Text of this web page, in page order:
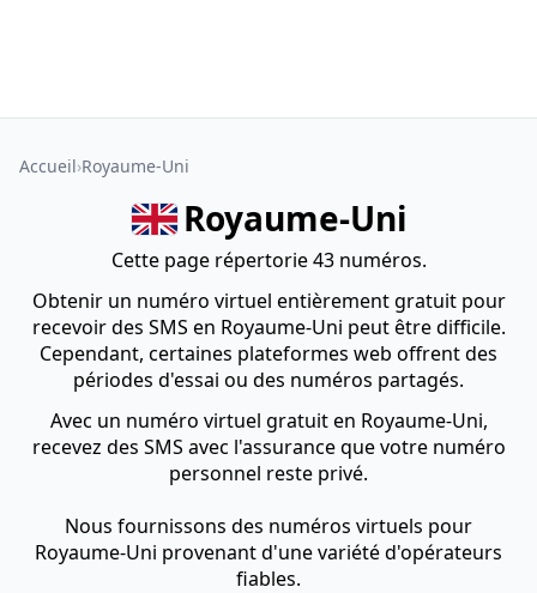
Accueil Royaume-Uni
Royaume-Uni
Cette page répertorie 43 numéros.
Obtenir un numéro virtuel entièrement gratuit pour
recevoir des SMS en Royaume-Uni peut être difficile.
Cependant, certaines plateformes web offrent des
périodes d'essai ou des numéros partagés.
Avec un numéro virtuel gratuit en Royaume-Uni,
recevez des SMS avec l'assurance que votre numéro
personnel reste privé.
Nous fournissons des numéros virtuels pour
Royaume-Uni provenant d'une variété d'opérateurs
fiables.